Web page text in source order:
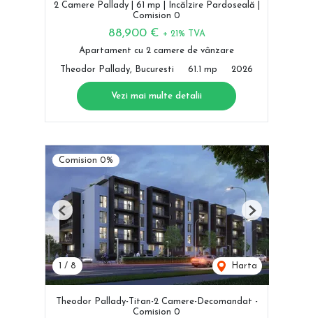
2 Camere Pallady | 61 mp | Încălzire Pardoseală |
Comision 0
88,900 € + 21% TVA
Apartament cu 2 camere de vânzare
Theodor Pallady, Bucuresti 61.1 mp 2026
Vezi mai multe detalii
Comision 0%
/ 8 Harta
Previous Next
Theodor Pallady-Titan-2 Camere-Decomandat -
Comision 0